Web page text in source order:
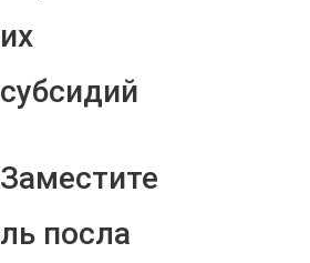
их
субсидий
Заместите
ль посла